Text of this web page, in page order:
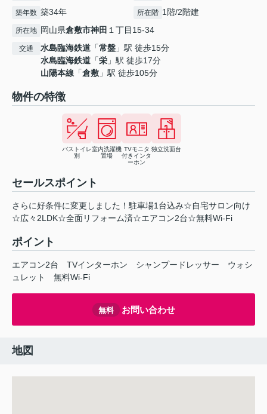
築年数 築34年 所在階 1階/2階建
所在地 岡山県倉敷市神田 １丁目15-34
交通 水島臨海鉄道 「常盤 」駅 徒歩15分
水島臨海鉄道 「栄 」駅 徒歩17分
山陽本線 「倉敷 」駅 徒歩105分
物件の特徴
バストイレ
別
室内洗濯機
置場
TVモニタ
付きインタ
ーホン
独立洗面台
セールスポイント
さらに好条件に変更しました！駐車場1台込み☆自宅サロン向け
☆広々2LDK☆全面リフォーム済☆エアコン2台☆無料Wi-Fi
ポイント
エアコン2台 TVインターホン シャンプードレッサー
ウォシ
ュレット
無料Wi-Fi
無料 お問い合わせ
地図